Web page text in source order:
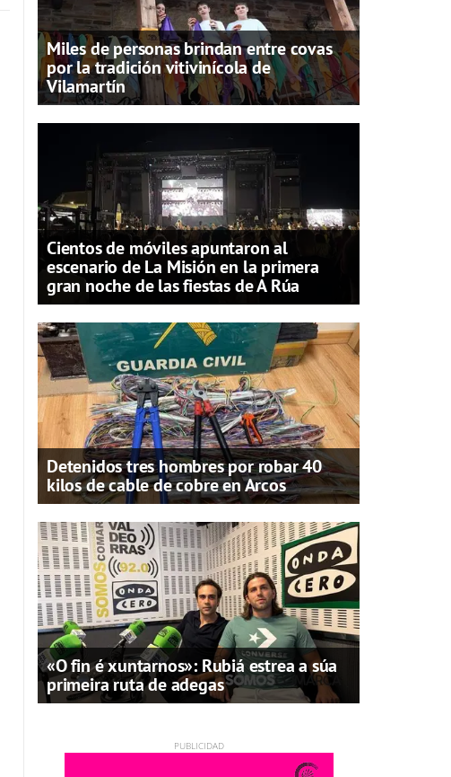
Miles de personas brindan entre covas
por la tradición vitivinícola de
Vilamartín
Cientos de móviles apuntaron al
escenario de La Misión en la primera
gran noche de las fiestas de A Rúa
Detenidos tres hombres por robar 40
kilos de cable de cobre en Arcos
«O fin é xuntarnos»: Rubiá estrea a súa
primeira ruta de adegas